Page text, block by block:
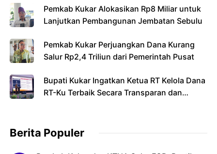
Pemkab Kukar Alokasikan Rp8 Miliar untuk
Lanjutkan Pembangunan Jembatan Sebulu
Pemkab Kukar Perjuangkan Dana Kurang
Salur Rp2,4 Triliun dari Pemerintah Pusat
Bupati Kukar Ingatkan Ketua RT Kelola Dana
RT-Ku Terbaik Secara Transparan dan
Berita Populer